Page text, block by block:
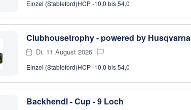
Einzel (Stableford)HCP -10,0 bis 54,0
Clubhousetrophy - powered by Husqvarna
Di. 11 August 2026
Einzel (Stableford)HCP -10,0 bis 54,0
Backhendl - Cup - 9 Loch